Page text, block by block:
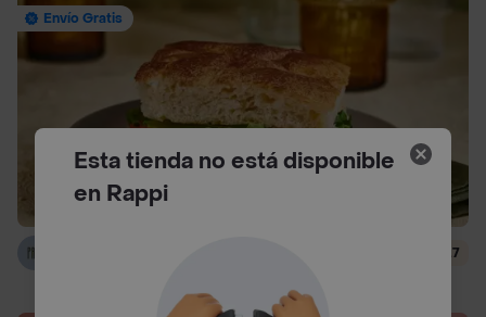
Envío Gratis
4.7
Esta tienda no está disponible
en Rappi